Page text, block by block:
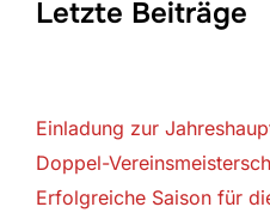
Letzte Beiträge
Einladung zur
Doppel-
Erfolgreiche Saison für